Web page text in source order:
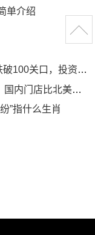
单介绍
涌向日元、瑞郎|界面新闻
北美更赚钱|界面新闻
”指什么生肖